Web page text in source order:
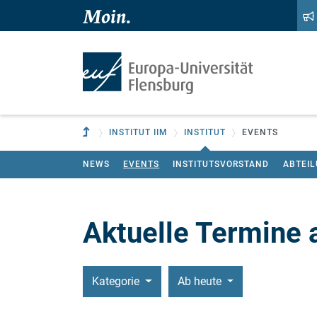
Zum Hauptinhalt springen
Zur Navigation springen
Zur übergeordneten Einrichtung
INSTITUT IIM INSTITUT EVENTS
NEWS EVENTS INSTITUTSVORSTAND
Aktuelle Termine
Kategorie Ab heute